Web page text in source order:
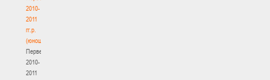
2010-
2011
гг.р.
(юноши)
Первенство
2010-
2011